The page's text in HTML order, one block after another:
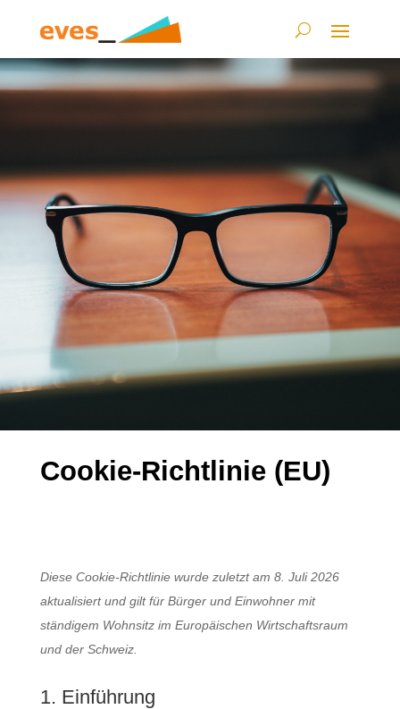
Cookie-Richtlinie (EU)
Diese Cookie-Richtlinie wurde zuletzt am 8. Juli 2026
aktualisiert und gilt für Bürger und Einwohner mit
ständigem Wohnsitz im Europäischen Wirtschaftsraum
und der Schweiz.
1. Einführung